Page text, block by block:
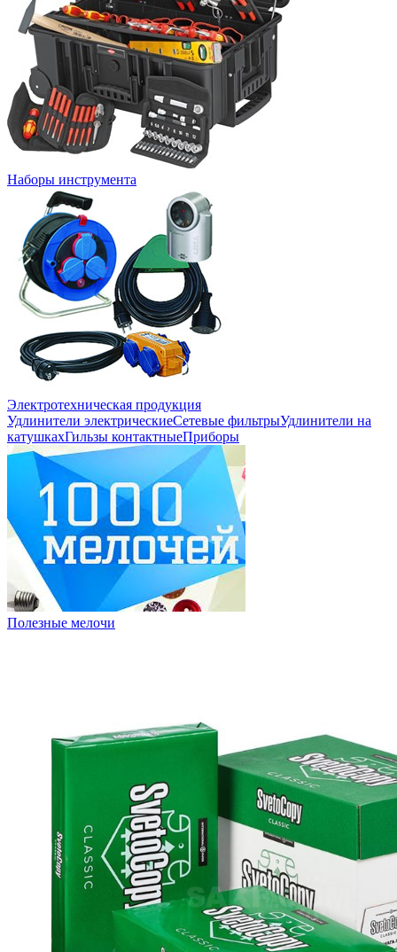
Наборы инструмента
Электротехническая продукция
Удлинители электрическиеСетевые фильтрыУдлинители на
катушкахГильзы контактныеПриборы
Полезные мелочи